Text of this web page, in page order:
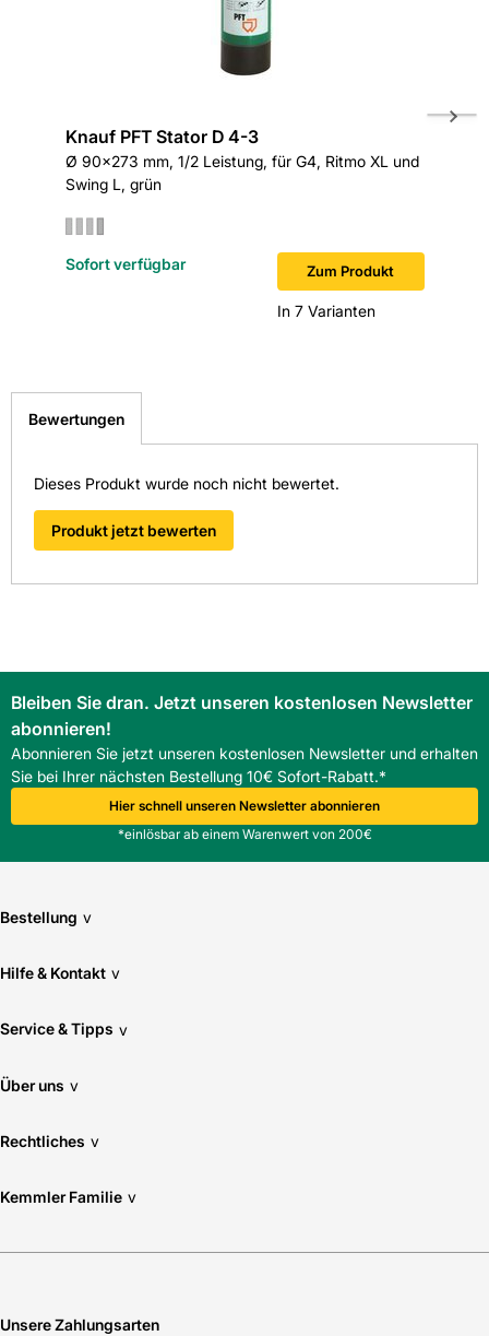
Knauf PFT Stator D 4-3
Ø 90x273 mm, 1/2 Leistung, für G4, Ritmo XL und
Swing L, grün
Zum Produkt
In 7 Varianten
Sofort verfügbar
Bewertungen
Dieses Produkt wurde noch nicht bewertet.
Produkt jetzt bewerten
Bleiben Sie dran. Jetzt unseren kostenlosen Newsletter
abonnieren!
Abonnieren Sie jetzt unseren kostenlosen Newsletter und erhalten
Sie bei Ihrer nächsten Bestellung 10€ Sofort-Rabatt.*
Hier schnell unseren Newsletter abonnieren
*einlösbar ab einem Warenwert von 200€
Bestellung v
Hilfe & Kontakt v
Service & Tipps v
Über uns v
Rechtliches v
Kemmler Familie v
Unsere Zahlungsarten